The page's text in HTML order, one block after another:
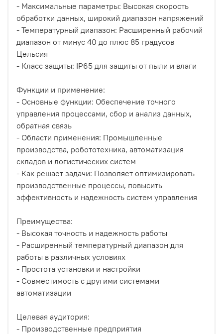
- Максимальные параметры: Высокая скорость
обработки данных, широкий диапазон напряжений
- Температурный диапазон: Расширенный рабочий
диапазон от минус 40 до плюс 85 градусов
Цельсия
- Класс защиты: IP65 для защиты от пыли и влаги
Функции и применение:
- Основные функции: Обеспечение точного
управления процессами, сбор и анализ данных,
обратная связь
- Области применения: Промышленные
производства, робототехника, автоматизация
складов и логистических систем
- Как решает задачи: Позволяет оптимизировать
производственные процессы, повысить
эффективность и надежность систем управления
Преимущества:
- Высокая точность и надежность работы
- Расширенный температурный диапазон для
работы в различных условиях
- Простота установки и настройки
- Совместимость с другими системами
автоматизации
Целевая аудитория:
- Производственные предприятия